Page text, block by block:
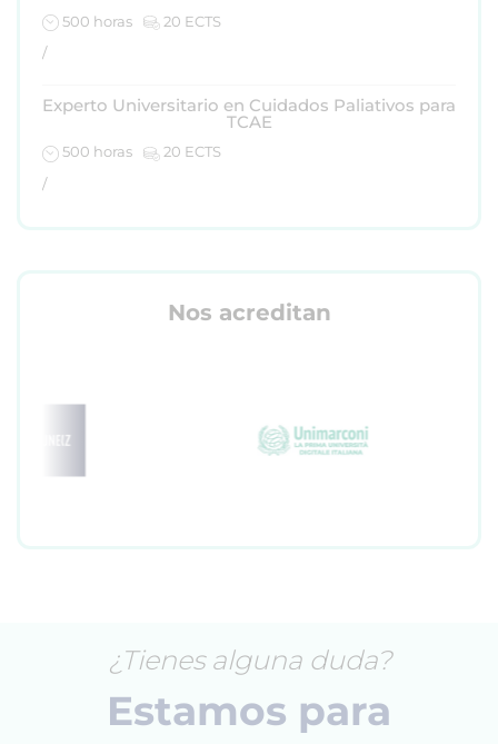
500 horas
20 ECTS
/
Experto Universitario en Cuidados Paliativos para
TCAE
500 horas
20 ECTS
/
Nos acreditan
¿Tienes alguna duda?
Estamos para